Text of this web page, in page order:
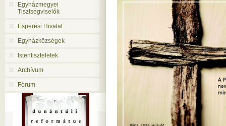
Egyházmegyei
Tisztségviselők
Esperesi Hivatal
Egyházközségek
Istentiszteletek
Archívum
Fórum